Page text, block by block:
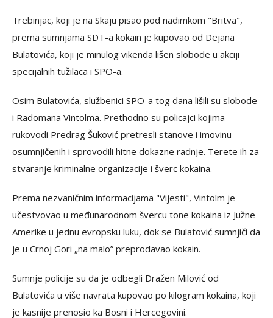
Trebinjac, koji je na Skaju pisao pod nadimkom "Britva",
prema sumnjama SDT-a kokain je kupovao od Dejana
Bulatovića, koji je minulog vikenda lišen slobode u akciji
specijalnih tužilaca i SPO-a.
Osim Bulatovića, službenici SPO-a tog dana lišili su slobode
i Radomana Vintolma. Prethodno su policajci kojima
rukovodi Predrag Šuković pretresli stanove i imovinu
osumnjičenih i sprovodili hitne dokazne radnje. Terete ih za
stvaranje kriminalne organizacije i šverc kokaina.
Prema nezvaničnim informacijama "Vijesti", Vintolm je
učestvovao u međunarodnom švercu tone kokaina iz Južne
Amerike u jednu evropsku luku, dok se Bulatović sumnjiči da
je u Crnoj Gori „na malo” preprodavao kokain.
Sumnje policije su da je odbegli Dražen Milović od
Bulatovića u više navrata kupovao po kilogram kokaina, koji
je kasnije prenosio ka Bosni i Hercegovini.